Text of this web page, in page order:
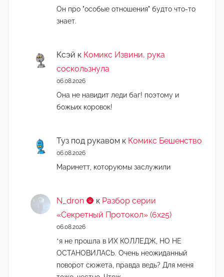
Он про "особые отношения" будто что-то
знает.
Ксэй к Комикс Извини, рука
соскользнула
06.08.2026
Она не навидит леди баг! поэтому и
божьих коровок!
Туз под рукавом к Комикс Бешенство
06.08.2026
Маринетт, которуюмы заслужили
N_dron 🌚 к Разбор серии
«Секретный Протокол» (6х25)
06.08.2026
*я не прошла в ИХ КОЛЛЕДЖ, НО НЕ
ОСТАНОВИЛАСЬ. Очень неожиданный
поворот сюжета, правда ведь? Для меня